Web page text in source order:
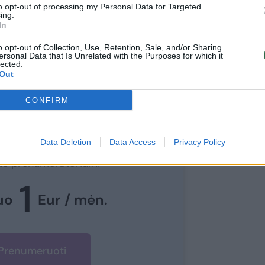
opt-out of processing my Personal Data for Targeted
opt-out of Collection, Use, Retention, Sale, and/or Sharing
Data that Is Unrelated with the Purposes for which it
CONFIRM
Data Deletion Data Access Privacy Policy
skaityti
toliau?
mūsų bendruomenės
prenumeratoriumi
1 Eur / mėn.